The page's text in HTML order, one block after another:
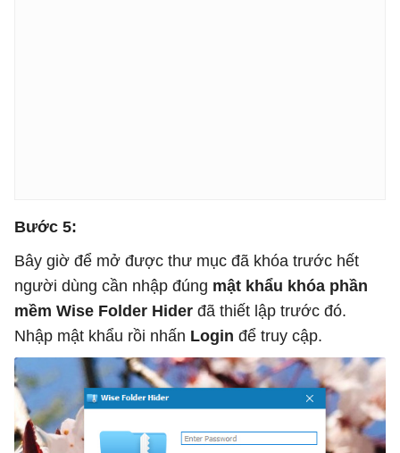
Bước 5:
Bây giờ để mở được thư mục đã khóa trước hết
người dùng cần nhập đúng mật khẩu khóa phần
mềm Wise Folder Hider đã thiết lập trước đó.
Nhập mật khẩu rồi nhấn Login để truy cập.